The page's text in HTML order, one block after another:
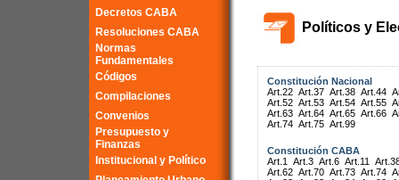
Decretos CABA
Resoluciones CABA
Normas
Fundamentales
Códigos
Compilaciones
Convenios
Presupuesto y
Finanzas
Institucional y Político
Políticos y
Constitución Nacional
Art.22 Art.37 Art.38 Art.44
Art.52 Art.53 Art.54 Art.55
Art.63 Art.64 Art.65 Art.66
Art.74 Art.75 Art.99
Constitución CABA
Art.1
Art.3 Art.6 Art.11
Art.62 Art.70 Art.73 Art.74